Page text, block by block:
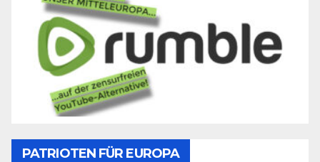
PATRIOTEN FÜR EUROPA